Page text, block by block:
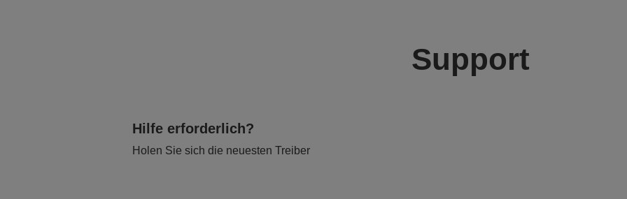
Support
Hilfe erforderlich?
Holen Sie sich die neuesten Treiber